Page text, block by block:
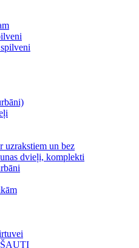
uzrakstiem un bez
dvieļi, komplekti